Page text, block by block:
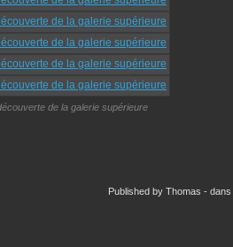
de la galerie supérieure
Published by Thomas - dans